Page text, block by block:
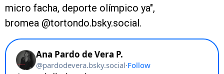
micro facha, deporte olímpico ya",
bromea @tortondo.bsky.social‬.